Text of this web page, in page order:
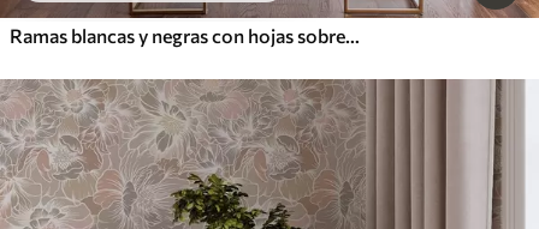
Ramas blancas y negras con hojas sobre fondo blanco